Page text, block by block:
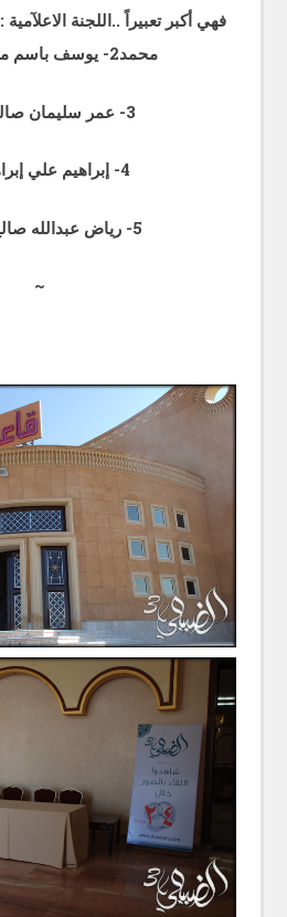
فهي أكبر تعبيراً ..اللجنة الاعلآمية :
محمد2- يوسف باسم محمد عثمان
3- عمر سليمان صالح محمد
4- إبراهيم علي إبراهيــــــم
5- رياض عبدالله صالح عبدالله
~